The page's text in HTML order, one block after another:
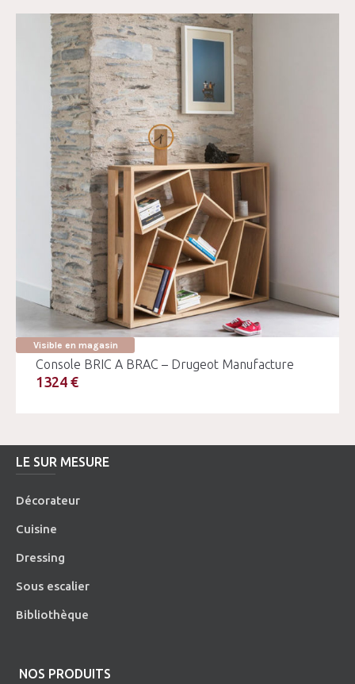
Visible en magasin
Console BRIC A BRAC – Drugeot Manufacture
1324 €
LE SUR MESURE
Décorateur
Cuisine
Dressing
Sous escalier
Bibliothèque
NOS PRODUITS